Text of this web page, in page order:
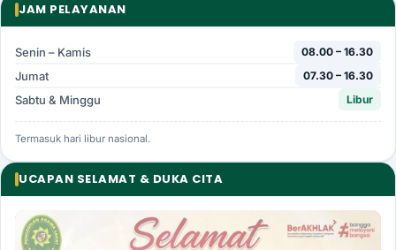
PPIDJAM PELAYANAN
Senin – Kamis 08.00 – 16.30
Jumat 07.30 – 16.30
Sabtu & Minggu Libur
Termasuk hari libur nasional.
UCAPAN SELAMAT & DUKA CITA